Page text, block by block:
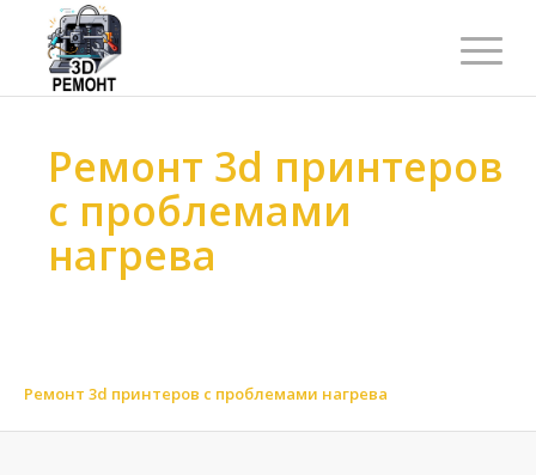
Ремонт 3d принтеров
с проблемами
нагрева
Ремонт 3d принтеров с проблемами нагрева